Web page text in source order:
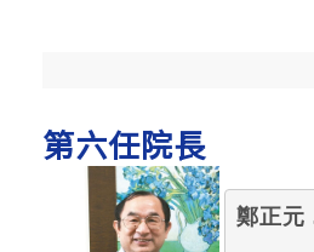
第六任院長
鄭正元